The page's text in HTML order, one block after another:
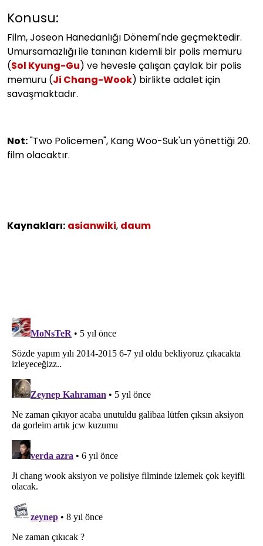
Konusu:
Film, Joseon Hanedanlığı Dönemi'nde geçmektedir.
Umursamazlığı ile tanınan kıdemli bir polis memuru
(Sol Kyung-Gu) ve hevesle çalışan çaylak bir polis
memuru (Ji Chang-Wook) birlikte adalet için
savaşmaktadır.
Not:"Two Policemen", Kang Woo-Suk'un yönettiği 20.
film olacaktır.
Kaynakları: asianwiki, daum